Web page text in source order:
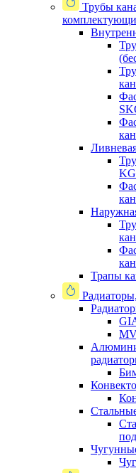
Трубы
Трапы